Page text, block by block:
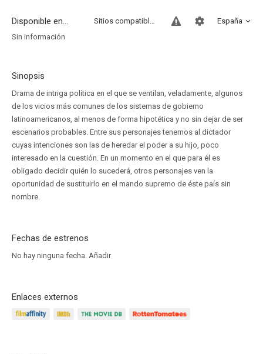
Disponible en... España
Sitios compatibles
Sin información
Sinopsis
Drama de intriga política en el que se ventilan, veladamente, algunos
de los vicios más comunes de los sistemas de gobierno
latinoamericanos, al menos de forma hipotética y no sin dejar de ser
escenarios probables. Entre sus personajes tenemos al dictador
cuyas intenciones son las de heredar el poder a su hijo, poco
interesado en la cuestión. En un momento en el que para él es
obligado decidir quién lo sucederá, otros personajes ven la
oportunidad de sustituirlo en el mando supremo de éste país sin
nombre.
Fechas de estrenos
No hay ninguna fecha. Añadir
Enlaces externos